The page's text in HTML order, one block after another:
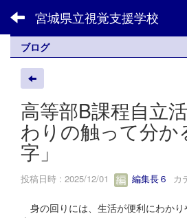
宮城県立視覚支援学校
ブログ
高等部B課程自立
わりの触って分か
字」
投稿日時 : 2025/12/01 編集長６ カ
身の回りには、生活が便利にわか